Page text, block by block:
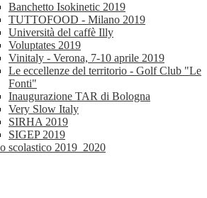
Banchetto Isokinetic 2019
TUTTOFOOD - Milano 2019
Università del caffè Illy
Voluptates 2019
Vinitaly - Verona, 7-10 aprile 2019
Le eccellenze del territorio - Golf Club "Le
Fonti"
Inaugurazione TAR di Bologna
Very Slow Italy
SIRHA 2019
SIGEP 2019
scolastico 2019_2020